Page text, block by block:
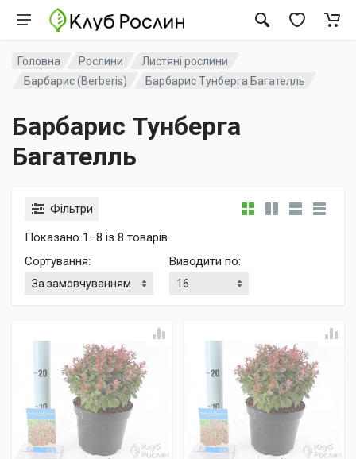
Головна Рослини
Листяні рослини
Барбарис (Berberis)
Барбарис Тунберга Багателль
Барбарис Тунберга
Багателль
Фільтри
Показано 1–8 із 8 товарів
Сортування: Виводити по: